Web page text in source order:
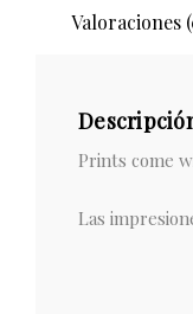
Valoraciones
Prints come
Las